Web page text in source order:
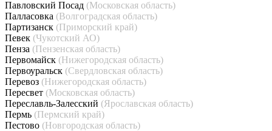
Павловский Посад (Московская область)
Палласовка (Волгоградская область)
Партизанск (Приморский край)
Певек (Чукотский АО)
Пенза (Пензенская область)
Первомайск (Нижегородская область)
Первоуральск (Свердловская область)
Перевоз (Нижегородская область)
Пересвет (Московская область)
Переславль-Залесский (Ярославская область)
Пермь (Пермский край)
Пестово (Новгородская область)